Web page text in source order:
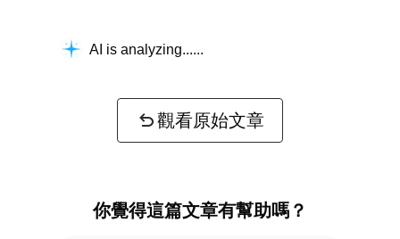
AI is analyzing...
觀看原始文章
你覺得這篇文章有幫助嗎？